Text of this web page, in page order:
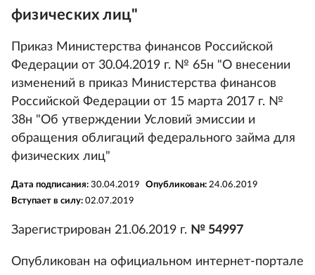
физических лиц"
Приказ Министерства финансов Российской
Федерации от 30.04.2019 г. № 65н "О внесении
изменений в приказ Министерства финансов
Российской Федерации от 15 марта 2017 г. №
38н "Об утверждении Условий эмиссии и
обращения облигаций федерального займа для
физических лиц"
Дата подписания: 30.04.2019 Опубликован: 24.06.2019
Вступает в силу: 02.07.2019
Зарегистрирован 21.06.2019 г. № 54997
Опубликован на официальном интернет-портале